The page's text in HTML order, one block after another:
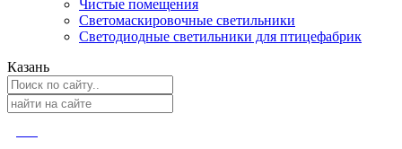
Чистые помещения
Светомаскировочные светильники
Светодиодные светильники для птицефабрик
Казань